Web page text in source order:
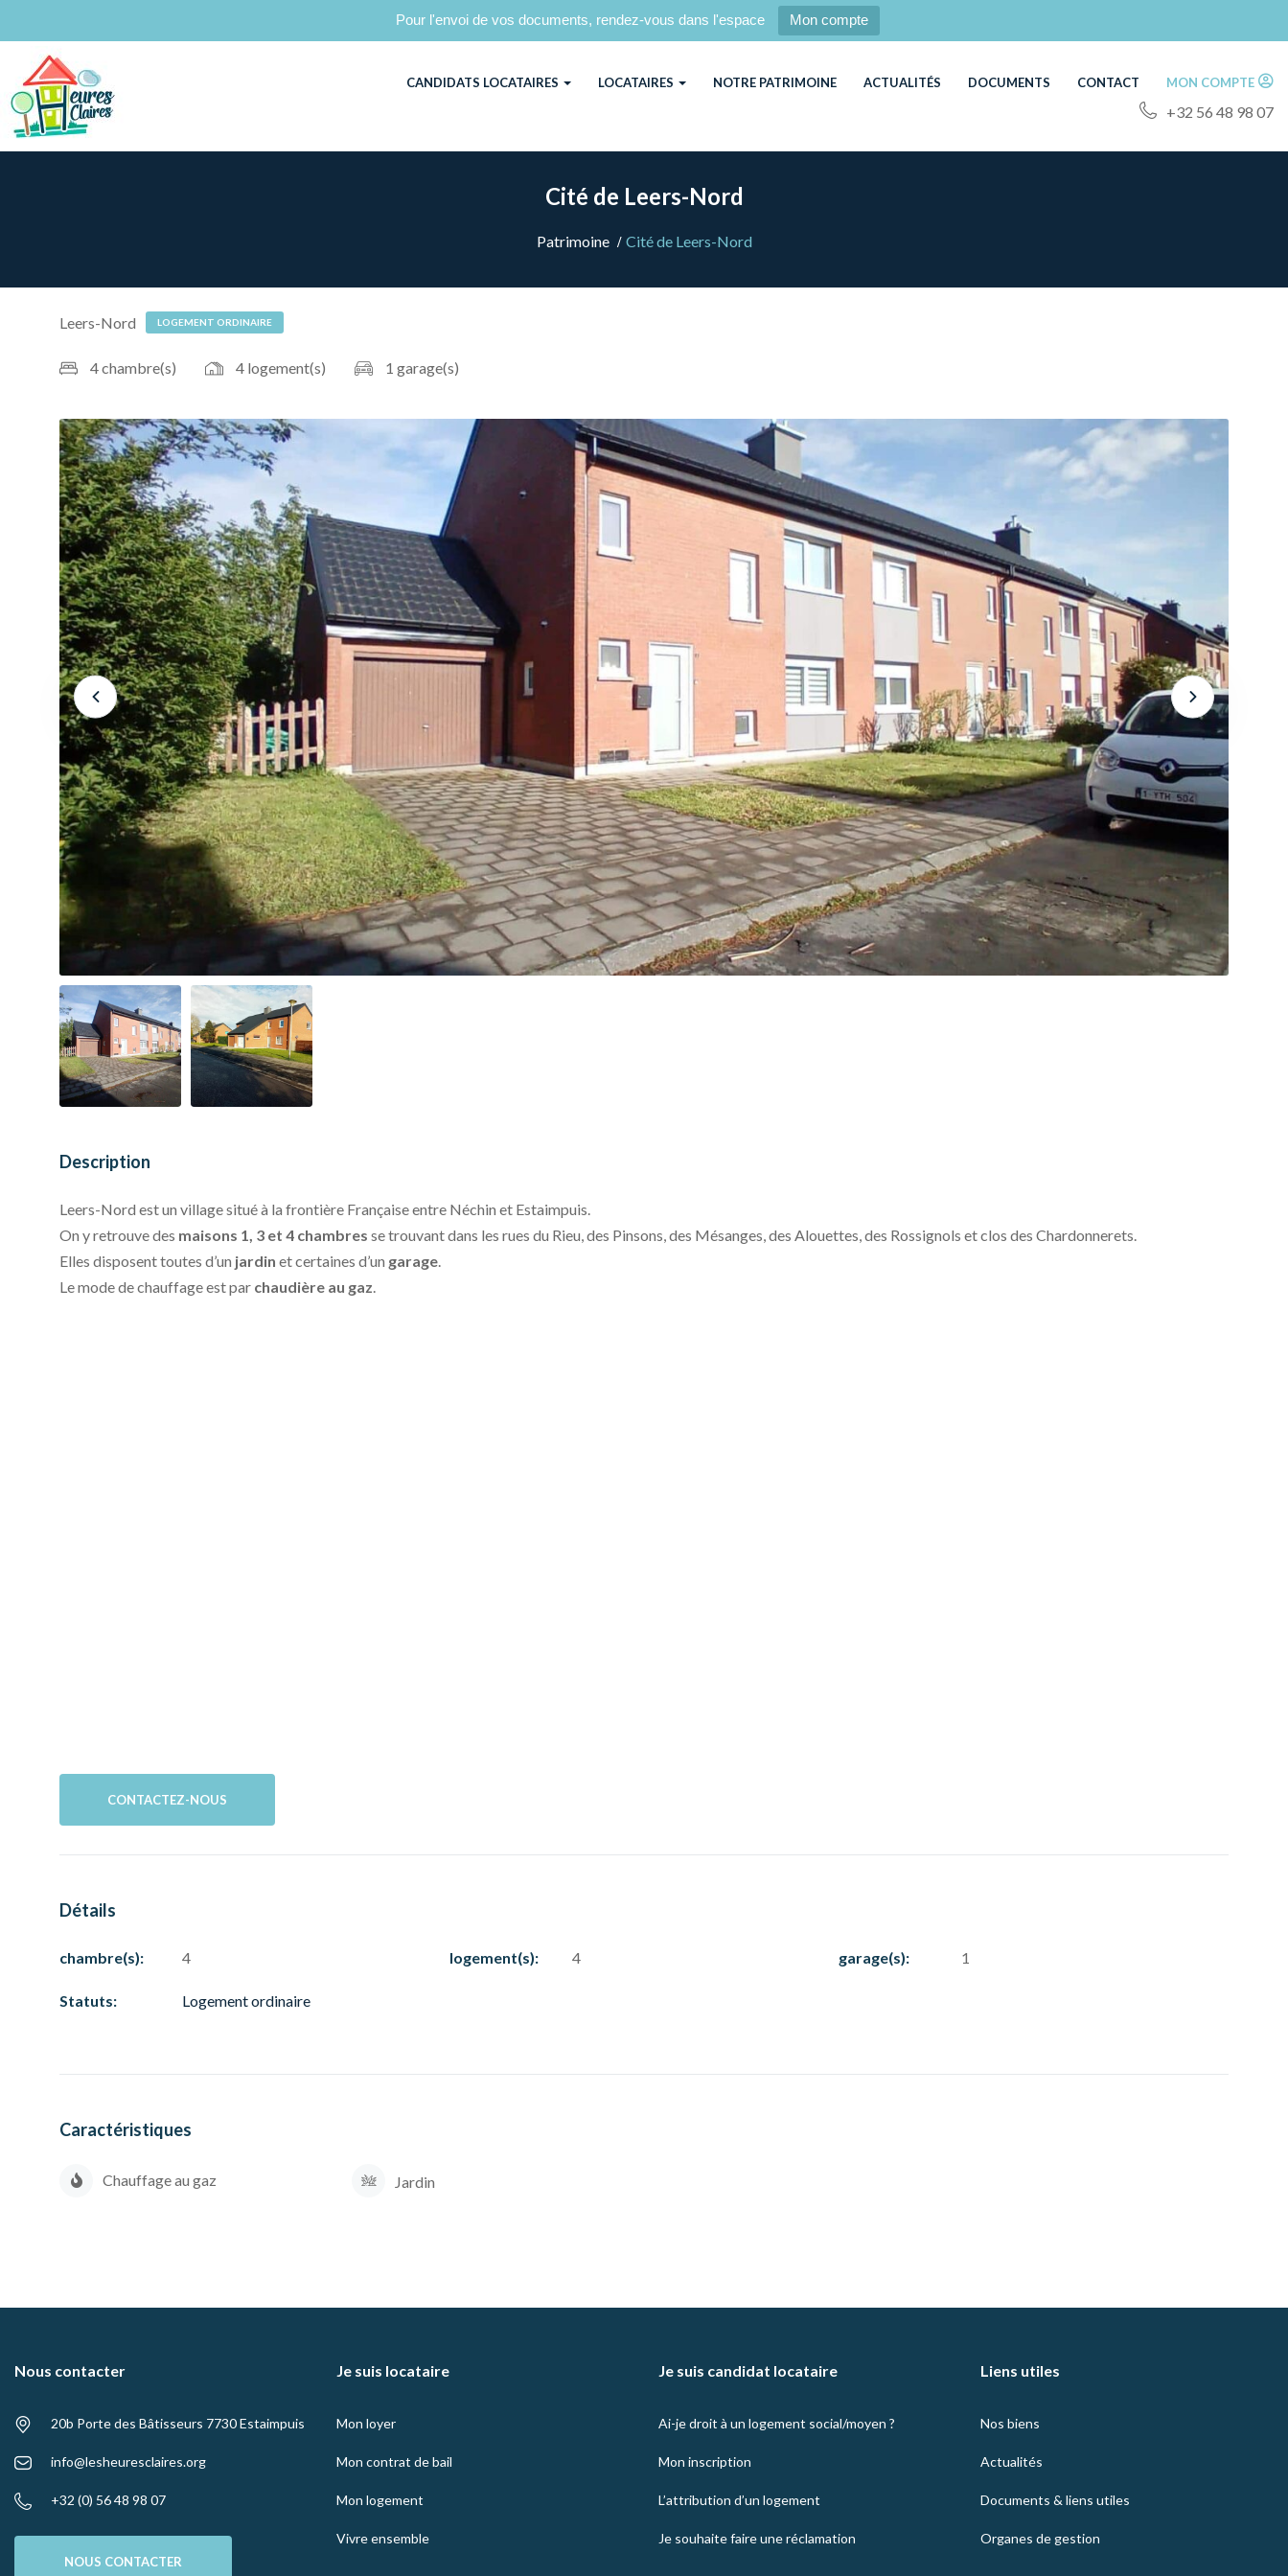
Pour l'envoi de vos documents, rendez-vous dans l'espace Mon compte
CANDIDATS LOCATAIRES LOCATAIRES NOTRE PATRIMOINE ACTUALITÉS DOCUMENTS CONTACT MON COMPTE
+32 56 48 98 07
Patrimoine Cité de Leers-Nord
Cité de Leers-Nord
Leers-Nord LOGEMENT ORDINAIRE
4 chambre(s) 4 logement(s) 1 garage(s)
Description
Leers-Nord est un village situé à la frontière Française entre Néchin et Estaimpuis.
On y retrouve des maisons 1, 3 et 4 chambres se trouvant dans les rues du Rieu, des Pinsons, des Mésanges, des Alouettes, des Rossignols et clos des Chardonnerets.
Elles disposent toutes d’un jardin et certaines d’un garage.
Le mode de chauffage est par chaudière au gaz.
CONTACTEZ-NOUS
Détails
chambre(s): 4 logement(s): 4 garage(s): 1
Statuts: Logement ordinaire
Caractéristiques
Chauffage au gaz Jardin
Nous contacter
20b Porte des Bâtisseurs 7730 Estaimpuis
info@lesheuresclaires.org
+32 (0) 56 48 98 07
NOUS CONTACTER
Je suis locataire
Mon loyer
Mon contrat de bail
Mon logement
Vivre ensemble
Je suis candidat locataire
Ai-je droit à un logement social/moyen ?
Mon inscription
L’attribution d’un logement
Je souhaite faire une réclamation
Liens utiles
Nos biens
Actualités
Documents & liens utiles
Organes de gestion